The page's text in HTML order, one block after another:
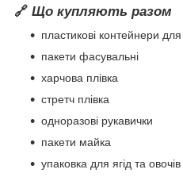
🔗 Що купляють разом
пластикові контейнери для
пакети фасувальні
харчова плівка
стретч плівка
одноразові рукавички
пакети майка
упаковка для ягід та овочів